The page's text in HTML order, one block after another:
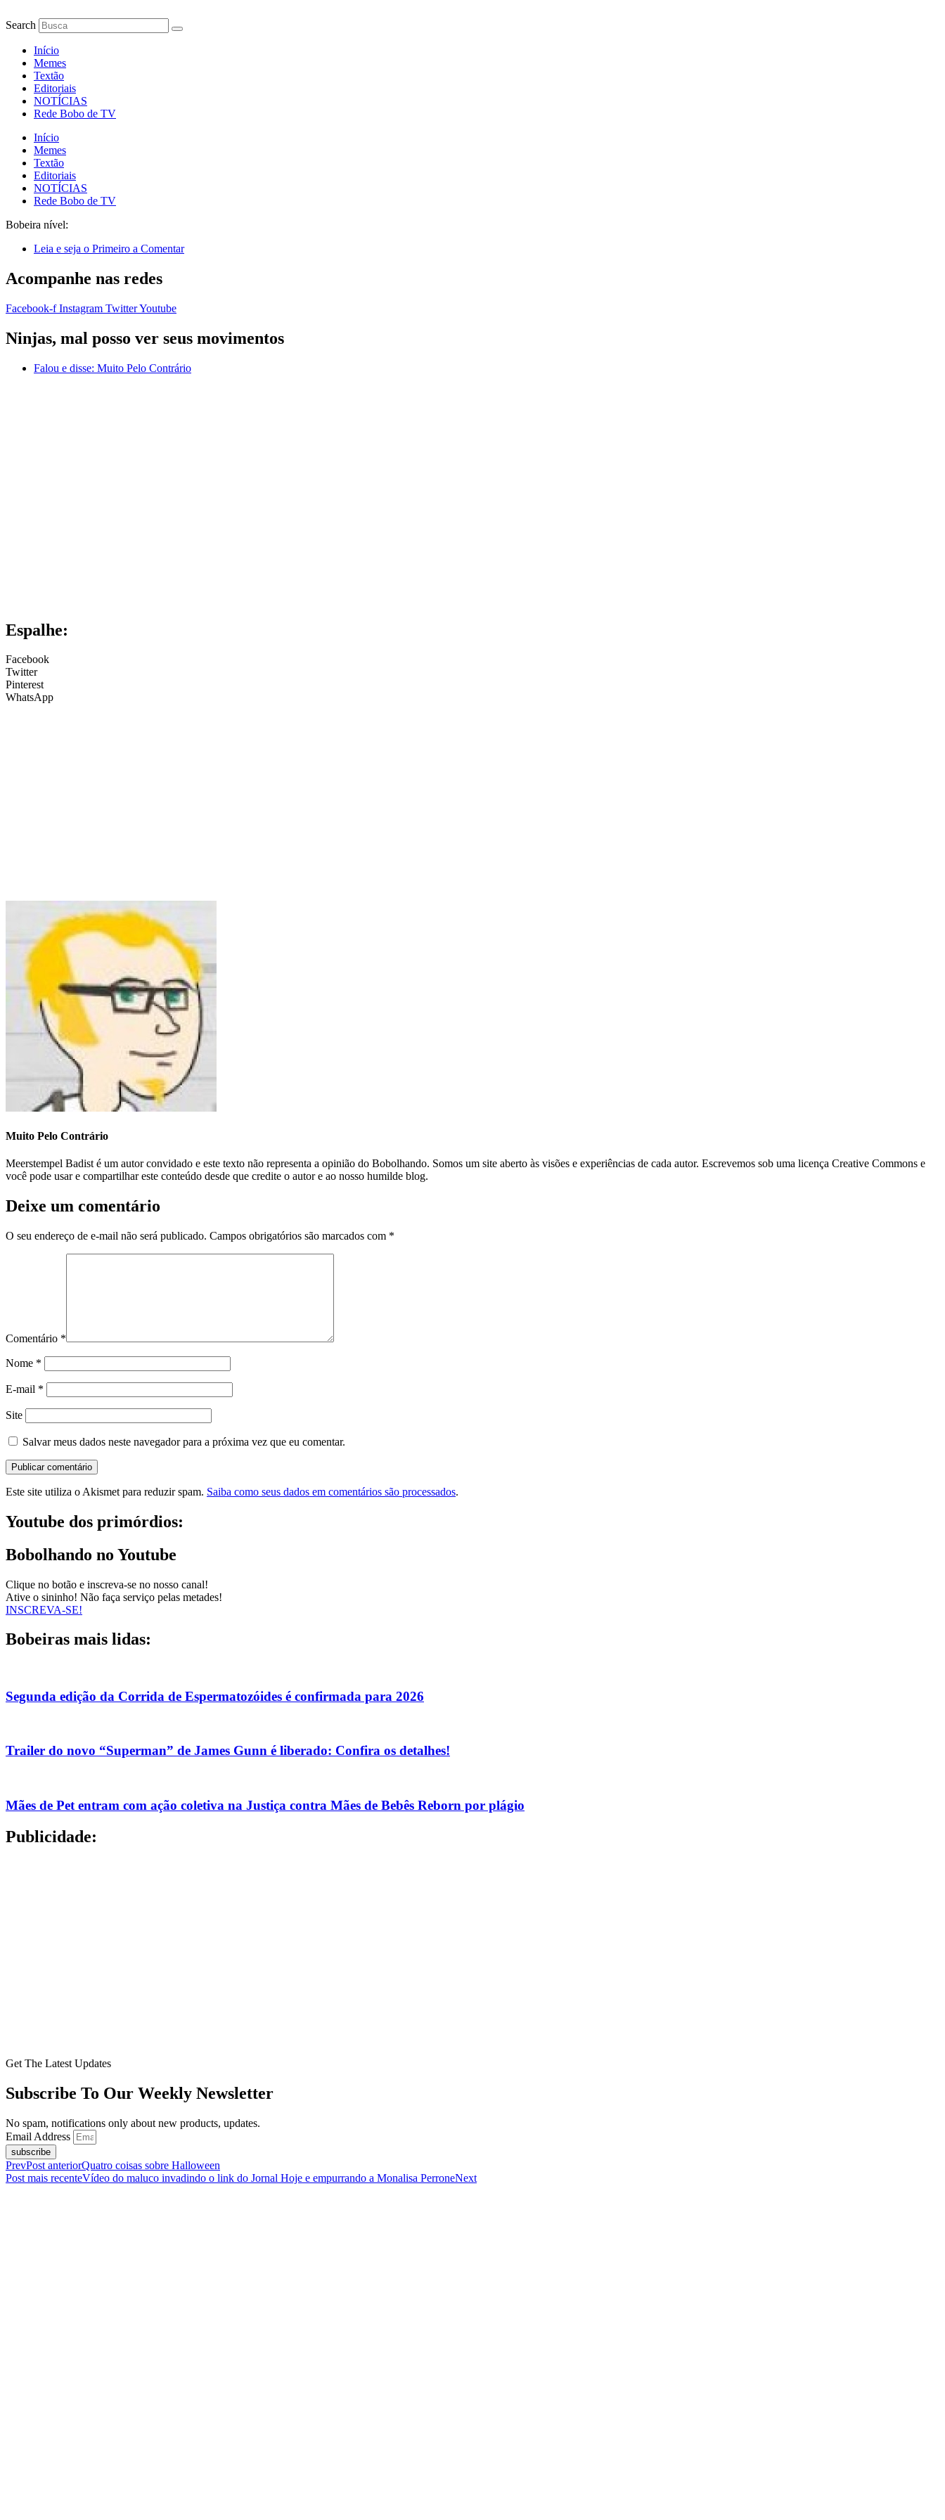
para
conteúdo
Search
Início
Memes
Textão
Editoriais
NOTÍCIAS
Rede Bobo de TV
Início
Memes
Textão
Editoriais
NOTÍCIAS
Rede Bobo de TV
Bobeira nível:
Leia e seja o Primeiro a Comentar
Acompanhe nas redes
Facebook-f Instagram TwitterYoutube
Ninjas, mal posso ver seus movimentos
Falou e disse: Muito Pelo Contrário
Espalhe:
Facebook
Twitter
Pinterest
WhatsApp
Muito Pelo Contrário
Meerstempel Badist é um autor convidado e este texto não representa a opinião do Bobolhando. Somos um site aberto às visões e experiências de cada autor. Escrevemos sob uma licença Creative Commons e
você pode usar e compartilhar este conteúdo desde que credite o autor e ao nosso humilde blog.
Deixe um comentário
O seu endereço de e-mail não será publicado. Campos obrigatórios são marcados com *
Comentário *
Nome *
E-mail *
Site
Salvar meus dados neste navegador para a próxima vez que eu comentar.
Este site utiliza o Akismet para reduzir spam. Saiba como seus dados em comentários são processados.
Youtube dos primórdios:
Bobolhando no Youtube
Clique no botão e inscreva-se no nosso canal!
Ative o sininho! Não faça serviço pelas metades!
INSCREVA-SE!
Bobeiras mais lidas:
Segunda edição da Corrida de Espermatozóides é confirmada para 2026
Trailer do novo “Superman” de James Gunn é liberado: Confira os detalhes!
Mães de Pet entram com ação coletiva na Justiça contra Mães de Bebês Reborn por plágio
Publicidade:
Get The Latest Updates
Subscribe To Our Weekly Newsletter
No spam, notifications only about new products, updates.
Email Address
subscribe
PrevPost anteriorQuatro coisas sobre Halloween
Post mais recenteVídeo do maluco invadindo o link do Jornal Hoje e empurrando a Monalisa PerroneNext